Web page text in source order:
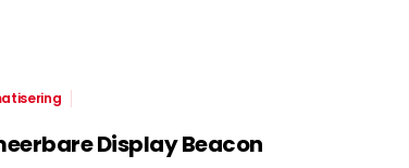
Rinstrum C350-indicator, vormt
Display Beacon